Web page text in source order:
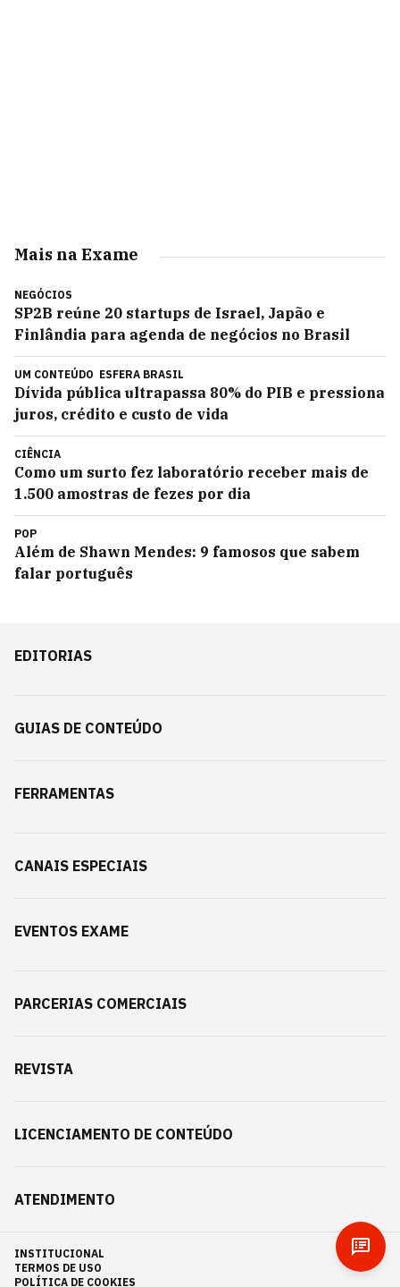
Mais na Exame
NEGÓCIOS
SP2B reúne 20 startups de Israel, Japão e
Finlândia para agenda de negócios no Brasil
UM CONTEÚDO ESFERA BRASIL
Dívida pública ultrapassa 80% do PIB e pressiona
juros, crédito e custo de vida
CIÊNCIA
Como um surto fez laboratório receber mais de
1.500 amostras de fezes por dia
POP
Além de Shawn Mendes: 9 famosos que sabem
falar português
EDITORIAS
GUIAS DE CONTEÚDO
FERRAMENTAS
CANAIS ESPECIAIS
EVENTOS EXAME
PARCERIAS COMERCIAIS
REVISTA
LICENCIAMENTO DE CONTEÚDO
ATENDIMENTO
INSTITUCIONAL
TERMOS DE USO
POLÍTICA DE COOKIES